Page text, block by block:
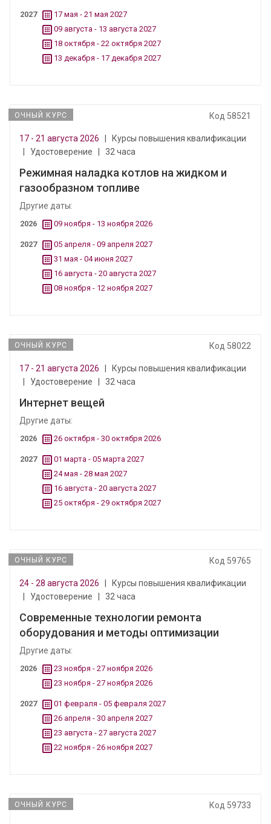
2027
17 мая - 21 мая 2027
09 августа - 13 августа 2027
18 октября - 22 октября 2027
13 декабря - 17 декабря 2027
ОЧНЫЙ КУРС Код 58521
17 - 21 августа 2026
Курсы повышения квалификации
Удостоверение 32 часа
Режимная наладка котлов на жидком и
газообразном топливе
Другие даты:
2026 09 ноября - 13 ноября 2026
2027
05 апреля - 09 апреля 2027
31 мая - 04 июня 2027
16 августа - 20 августа 2027
08 ноября - 12 ноября 2027
ОЧНЫЙ КУРС Код 58022
17 - 21 августа 2026
Курсы повышения квалификации
Удостоверение 32 часа
Интернет вещей
Другие даты:
2026 26 октября - 30 октября 2026
2027
01 марта - 05 марта 2027
24 мая - 28 мая 2027
16 августа - 20 августа 2027
25 октября - 29 октября 2027
ОЧНЫЙ КУРС Код 59765
24 - 28 августа 2026
Курсы повышения квалификации
Удостоверение 32 часа
Современные технологии ремонта
оборудования и методы оптимизации
Другие даты:
2026
23 ноября - 27 ноября 2026
23 ноября - 27 ноября 2026
2027
01 февраля - 05 февраля 2027
26 апреля - 30 апреля 2027
23 августа - 27 августа 2027
22 ноября - 26 ноября 2027
ОЧНЫЙ КУРС Код 59733